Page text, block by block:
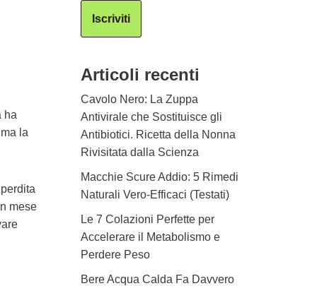
ha
la
mese
Iscriviti
Articoli recenti
Cavolo Nero: La Zuppa
Antivirale che Sostituisce gli
Antibiotici. Ricetta della Nonna
Rivisitata dalla Scienza
Macchie Scure Addio: 5 Rimedi
Naturali Vero-Efficaci (Testati)
Le 7 Colazioni Perfette per
Accelerare il Metabolismo e
Perdere Peso
Bere Acqua Calda Fa Davvero